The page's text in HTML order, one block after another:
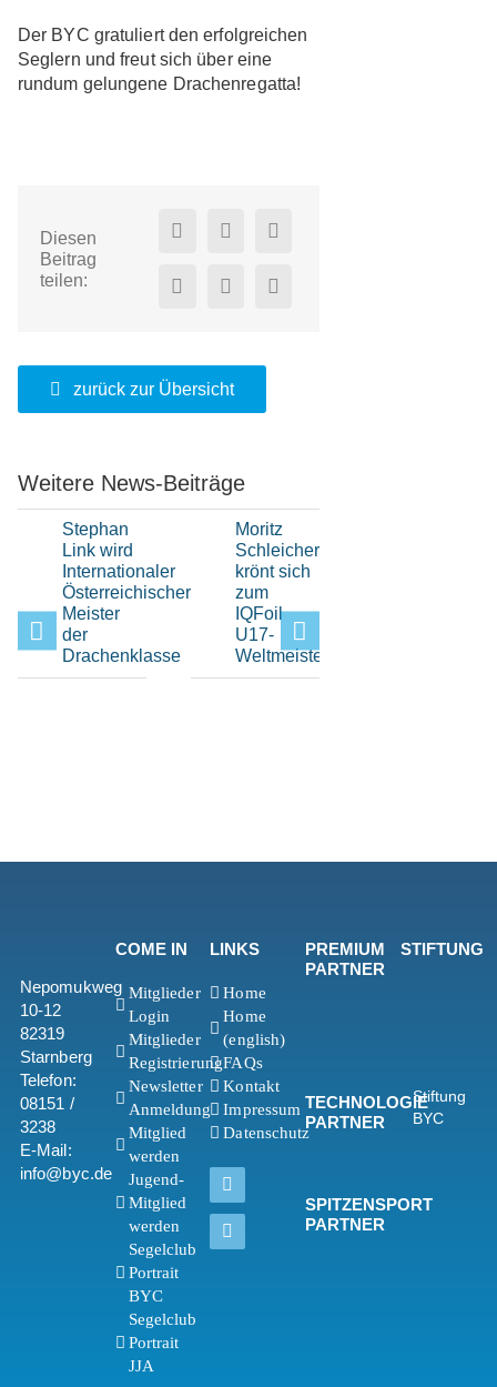
Der BYC gratuliert den erfolgreichen
Seglern und freut sich über eine
rundum gelungene Drachenregatta!
Diesen
Beitrag
teilen:
zurück zur Übersicht
Weitere News-Beiträge
Stephan
Link wird
Internationaler
Österreichischer
Meister
der
Drachenklasse
Moritz
Schleicher
krönt sich
zum
IQFoil
U17-
Weltmeister
Nepomukweg
10-12
82319
Starnberg
Telefon:
08151 /
3238
E-Mail:
info@byc.de
COME IN
Mitglieder
Login
Mitglieder
Registrierung
Newsletter
Anmeldung
Mitglied
werden
Jugend-
Mitglied
werden
Segelclub
Portrait
BYC
Segelclub
Portrait
JJA
LINKS
Home
Home
(english)
FAQs
Kontakt
Impressum
Datenschutz
PREMIUM
PARTNER
TECHNOLOGIE
PARTNER
SPITZENSPORT
PARTNER
STIFTUNG
Stiftung
BYC